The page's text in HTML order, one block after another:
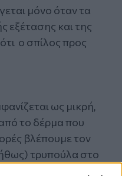
μόνο όταν τα
εξέτασης και της
ο σπίλος προς
ως μικρή,
το δέρμα που
βλέπουμε τον
τρυπούλα στο